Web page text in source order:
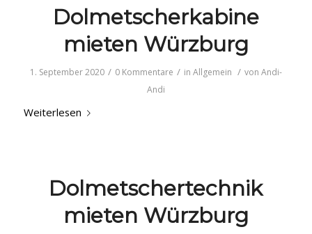
Dolmetscherkabine
mieten Würzburg
1. September 2020 / 0 Kommentare / in Allgemein / von Andi-
Andi
Weiterlesen
Dolmetschertechnik
mieten Würzburg